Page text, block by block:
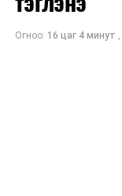
Огноо: 16 цаг 4 минут ,